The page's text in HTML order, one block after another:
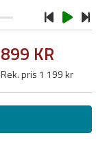
899 KR
Rek. pris 1 199 kr